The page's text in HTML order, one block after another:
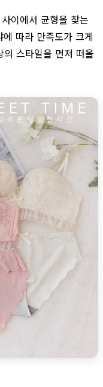
사이에서 균형을 찾는
따라 만족도가 크게
스타일을 먼저 떠올